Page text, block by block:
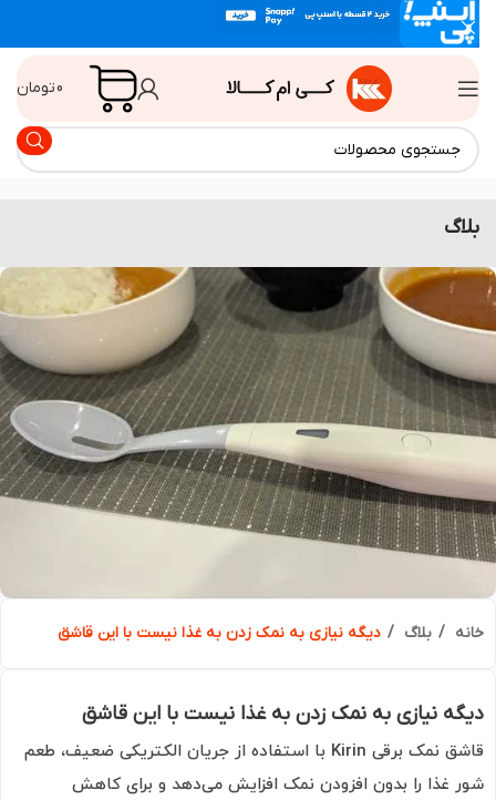
تومان
بلاگ دیگه نیازی به نمک زدن به غذا نیست با این قاشق
نیازی به نمک زدن به غذا نیست با این قاشق
قاشق نمک برقی Kirin با استفاده از جریان الکتریکی ضعیف، طعم
غذا را بدون افزودن نمک افزایش می‌دهد و برای کاهش